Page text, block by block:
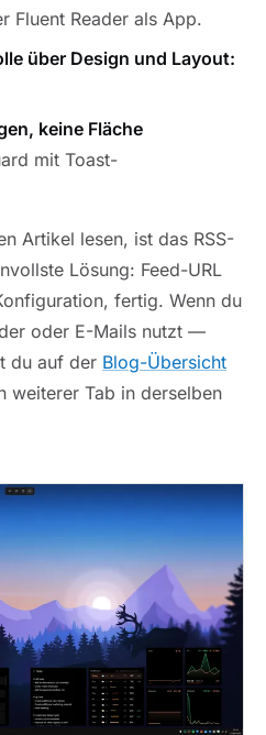
Fluent Reader als App.
über Design und Layout:
keine Fläche
mit Toast-
Artikel lesen, ist das RSS-
Lösung: Feed-URL
fertig. Wenn du
oder E-Mails nutzt —
du auf der Blog-Übersicht
weiterer Tab in derselben